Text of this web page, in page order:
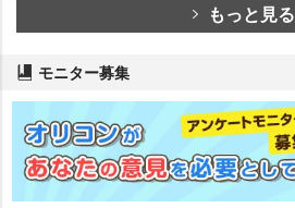
もっと見る
モニター募集